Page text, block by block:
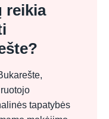
reikia
tapatybės